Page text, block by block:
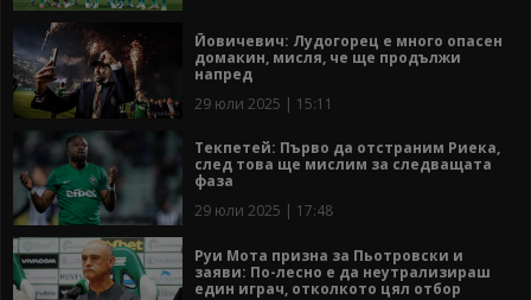
Йовичевич: Лудогорец е много опасен
домакин, мисля, че ще продължи
напред
29 юли 2025 | 15:11
Текпетей: Първо да отстраним Риека,
след това ще мислим за следващата
фаза
29 юли 2025 | 17:48
Руи Мота призна за Пьотровски и
заяви: По-лесно е да неутрализираш
един играч, отколкото цял отбор